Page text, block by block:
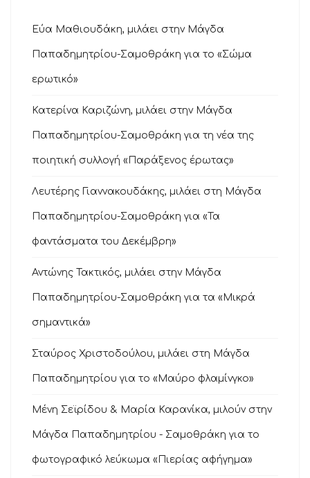
Εύα Μαθιουδάκη, μιλάει στην Μάγδα
Παπαδημητρίου-Σαμοθράκη για το «Σώμα
ερωτικό»
Κατερίνα Καριζώνη, μιλάει στην Μάγδα
Παπαδημητρίου-Σαμοθράκη για τη νέα της
ποιητική συλλογή «Παράξενος έρωτας»
Λευτέρης Γιαννακουδάκης, μιλάει στη Μάγδα
Παπαδημητρίου-Σαμοθράκη για «Τα
φαντάσματα του Δεκέμβρη»
Αντώνης Τακτικός, μιλάει στην Μάγδα
Παπαδημητρίου-Σαμοθράκη για τα «Μικρά
σημαντικά»
Σταύρος Χριστοδούλου, μιλάει στη Μάγδα
Παπαδημητρίου για το «Μαύρο φλαμίνγκο»
Μένη Σεϊρίδου & Μαρία Καρανίκα, μιλούν στην
Μάγδα Παπαδημητρίου - Σαμοθράκη για το
φωτογραφικό λεύκωμα «Πιερίας αφήγημα»